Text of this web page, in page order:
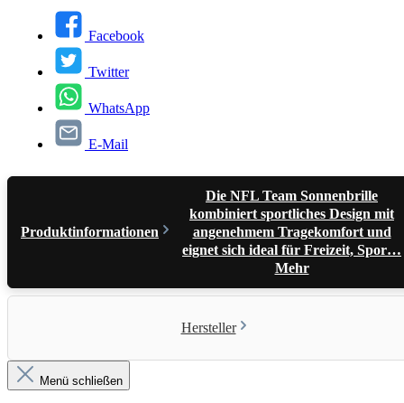
Facebook
Twitter
WhatsApp
E-Mail
Produktinformationen
Die NFL Team Sonnenbrille
kombiniert sportliches Design mit
angenehmem Tragekomfort und
eignet sich ideal für Freizeit, Spor…
Mehr
Hersteller
Menü schließen